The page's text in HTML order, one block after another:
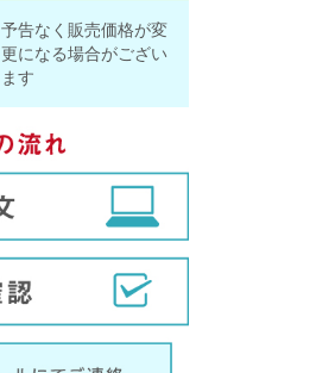
予告なく販売価格が変
更になる場合がござい
ます